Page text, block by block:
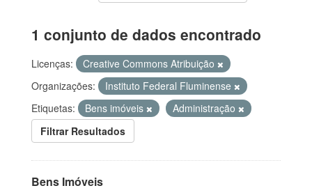
1 conjunto de dados encontrado
Licenças:
Creative Commons Atribuição
Organizações:
Instituto Federal Fluminense
Etiquetas:
Bens imóveis
Administração
Filtrar Resultados
Bens Imóveis